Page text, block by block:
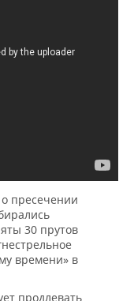
пресечении
30 прутов
времени» в
продлевать